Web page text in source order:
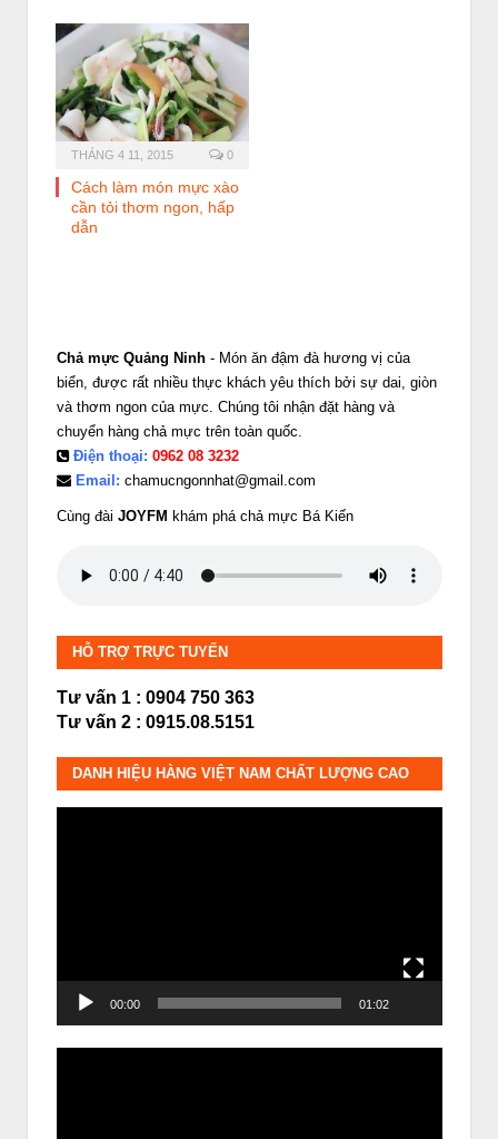
THÁNG 4 11, 2015 0
Cách làm món mực xào
cần tỏi thơm ngon, hấp
dẫn
Chả mực Quảng Ninh - Món ăn đậm đà hương vị của
biển, được rất nhiều thực khách yêu thích bởi sự dai, giòn
và thơm ngon của mực. Chúng tôi nhận đặt hàng và
chuyển hàng chả mực trên toàn quốc.
Điện thoại: 0962 08 3232
Email: chamucngonnhat@gmail.com
Cùng đài JOYFM khám phá chả mực Bá Kiến
HỖ TRỢ TRỰC TUYẾN
Tư vấn 1 : 0904 750 363
Tư vấn 2 : 0915.08.5151
DANH HIỆU HÀNG VIỆT NAM CHẤT LƯỢNG CAO
00:00 01:02